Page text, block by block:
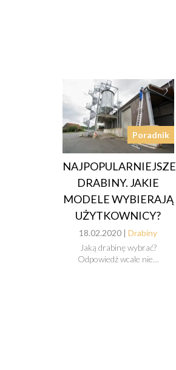
Poradnik
NAJPOPULARNIEJSZE
DRABINY. JAKIE
MODELE WYBIERAJĄ
UŻYTKOWNICY?
18.02.2020 |Drabiny
Jaką drabinę wybrać?
Odpowiedź wcale nie…